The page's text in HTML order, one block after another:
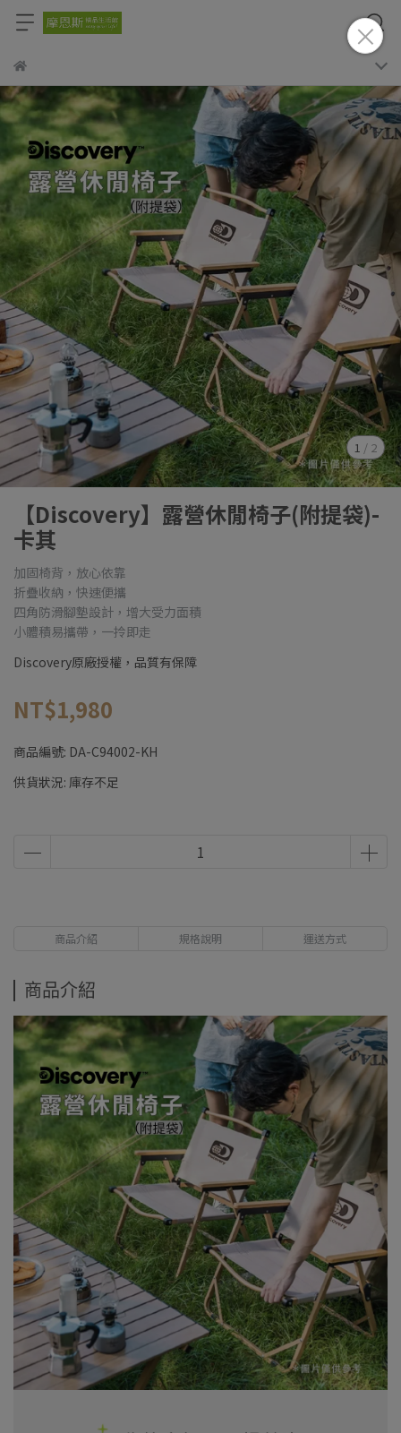
1 / 2
【Discovery】露營休閒椅子(附提袋)-
卡其
加固椅背，放心依靠
折疊收納，快速便攜
四角防滑腳墊設計，增大受力面積
小體積易攜帶，一拎即走
Discovery原廠授權，品質有保障
NT$1,980
商品編號: DA-C94002-KH
供貨狀況: 庫存不足
商品介紹 規格說明 運送方式
商品介紹